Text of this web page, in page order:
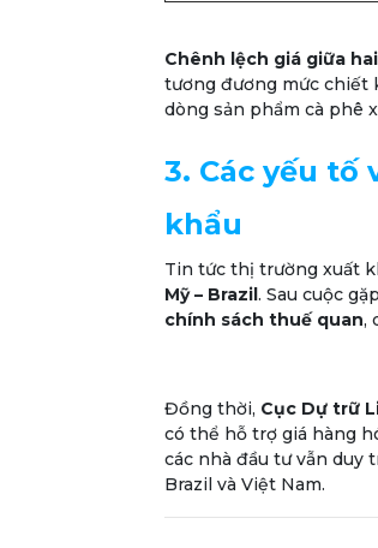
Chênh lệch giá giữa
tương đương mức chiết
dòng sản phẩm cà phê
3. Các yếu tố
khẩu
Tin tức thị trường xuất
Mỹ – Brazil. Sau cuộc
chính sách thuế quan,
Đồng thời, Cục Dự trữ
có thể hỗ trợ giá hàng
các nhà đầu tư vẫn duy
Brazil và Việt Nam.